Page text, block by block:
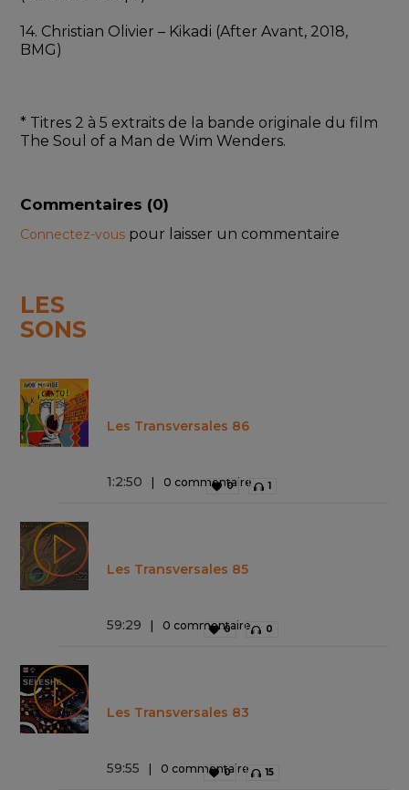
14. Christian Olivier – Kikadi (After Avant, 2018,
BMG)
* Titres 2 à 5 extraits de la bande originale du film
The Soul of a Man de Wim Wenders.
Commentaires (0)
Connectez-vous pour laisser un commentaire
LES
SONS
Les Transversales 86
1:2:50 0 commentaire
0 1
Les Transversales 85
59:29 0 commentaire
0 0
Les Transversales 83
59:55 0 commentaire
0 15